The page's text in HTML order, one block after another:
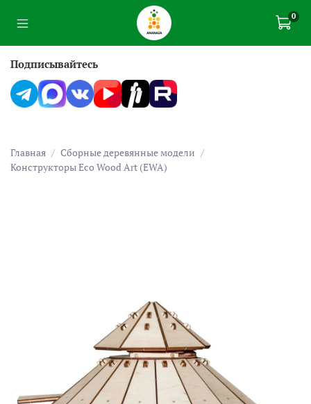
0
Главная
Сборные деревянные модели
Конструкторы Eco Wood Art (EWA)
Подписывайтесь